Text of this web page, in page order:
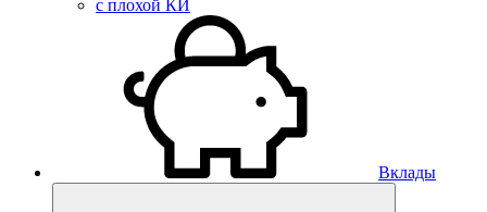
с плохой КИ
Вклады